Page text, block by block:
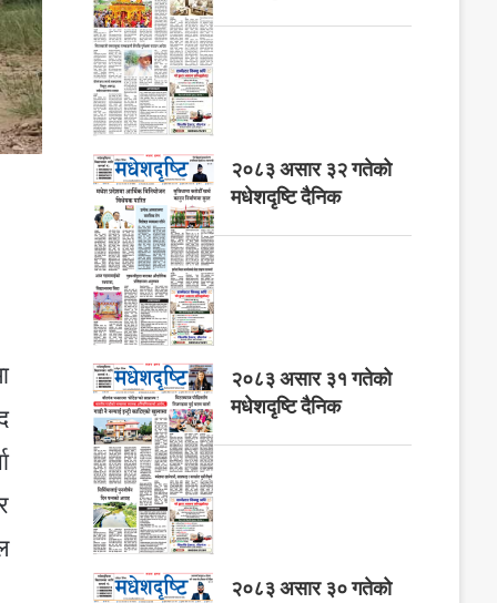
२०८३ असार ३२ गतेको
मधेशदृष्टि दैनिक
२०८३ असार ३१ गतेको
मधेशदृष्टि दैनिक
२०८३ असार ३० गतेको